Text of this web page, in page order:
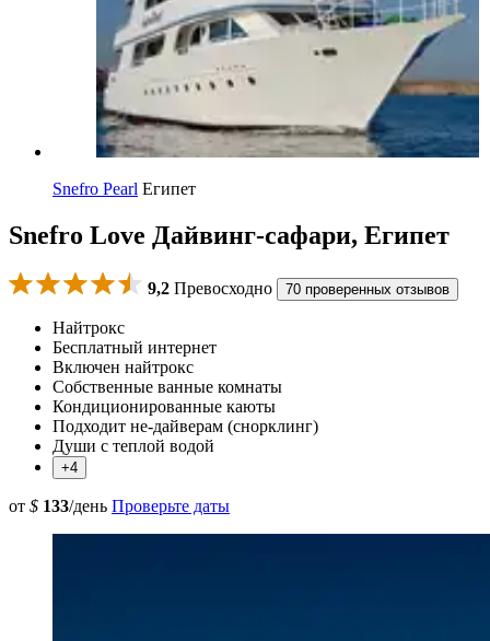
Snefro Pearl Египет
Snefro Love Дайвинг-сафари, Египет
9,2 Превосходно 70 проверенных отзывов
Найтрокс
Бесплатный интернет
Включен найтрокс
Собственные ванные комнаты
Кондиционированные каюты
Подходит не-дайверам (снорклинг)
Души с теплой водой
+4
от $ 133/день Проверьте даты